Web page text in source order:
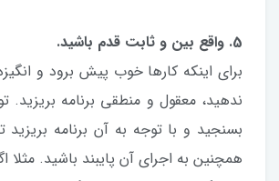
5. واقع بین و ثابت قدم باشید.
برای اینکه کارها خوب پیش برود و
ندهید، معقول و منطقی برنامه بریزید.
بسنجید و با توجه به آن برنامه
همچنین به اجرای آن پایبند باشید. مثلا